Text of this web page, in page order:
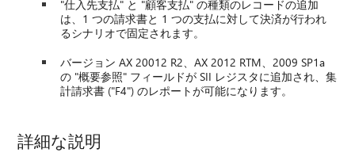
"仕入先支払" と "顧客支払" の種類のレコードの追加
は、1 つの請求書と 1 つの支払に対して決済が行われ
るシナリオで固定されます。
バージョン AX 20012 R2、AX 2012 RTM、2009 SP1a
の "概要参照" フィールドが SII レジスタに追加され、集
計請求書 ("F4") のレポートが可能になります。
詳細な説明